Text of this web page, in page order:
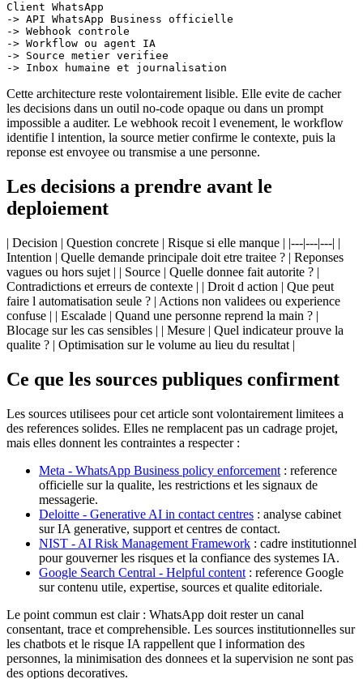
Client WhatsApp
-> API WhatsApp Business officielle
-> Webhook controle
-> Workflow ou agent IA
-> Source metier verifiee
Cette architecture reste volontairement lisible. Elle evite de cacher
les decisions dans un outil no-code opaque ou dans un prompt
impossible a auditer. Le webhook recoit l evenement, le workflow
identifie l intention, la source metier confirme le contexte, puis la
reponse est envoyee ou transmise a une personne.
Les decisions a prendre avant le
deploiement
| Decision | Question concrete | Risque si elle manque | |---|---|---| |
Intention | Quelle demande principale doit etre traitee ? | Reponses
vagues ou hors sujet | | Source | Quelle donnee fait autorite ? |
Contradictions et erreurs de contexte | | Droit d action | Que peut
faire l automatisation seule ? | Actions non validees ou experience
confuse | | Escalade | Quand une personne reprend la main ? |
Blocage sur les cas sensibles | | Mesure | Quel indicateur prouve la
qualite ? | Optimisation sur le volume au lieu du resultat |
Ce que les sources publiques confirment
Les sources utilisees pour cet article sont volontairement limitees a
des references solides. Elles ne remplacent pas un cadrage projet,
mais elles donnent les contraintes a respecter :
Meta - WhatsApp Business policy enforcement : reference
officielle sur la qualite, les restrictions et les signaux de
messagerie.
Deloitte - Generative AI in contact centres : analyse cabinet
sur IA generative, support et centres de contact.
NIST - AI Risk Management Framework : cadre institutionnel
pour gouverner les risques et la confiance des systemes IA.
Google Search Central - Helpful content : reference Google
sur contenu utile, expertise, sources et qualite editoriale.
Le point commun est clair : WhatsApp doit rester un canal
consentant, trace et comprehensible. Les sources institutionnelles sur
les chatbots et le risque IA rappellent que l information des
personnes, la minimisation des donnees et la supervision ne sont pas
des options decoratives.